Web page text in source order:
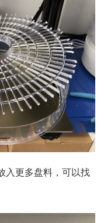
入更多盘料，可以找